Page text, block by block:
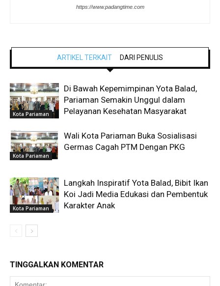
https://www.padangtime.com
ARTIKEL TERKAIT DARI PENULIS
Kota Pariaman
Di Bawah Kepemimpinan Yota Balad,
Pariaman Semakin Unggul dalam
Pelayanan Kesehatan Masyarakat
Kota Pariaman
Wali Kota Pariaman Buka Sosialisasi
Germas Cagah PTM Dengan PKG
Kota Pariaman
Langkah Inspiratif Yota Balad, Bibit Ikan
Koi Jadi Media Edukasi dan Pembentuk
Karakter Anak
TINGGALKAN KOMENTAR